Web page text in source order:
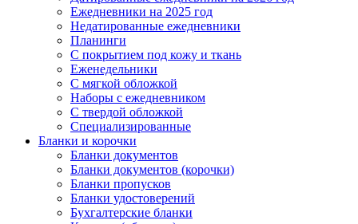
Ежедневники на 2025 год
Недатированные ежедневники
Планинги
С покрытием под кожу и ткань
Еженедельники
С мягкой обложкой
Наборы с ежедневником
С твердой обложкой
Специализированные
Бланки и корочки
Бланки документов
Бланки документов (корочки)
Бланки пропусков
Бланки удостоверений
Бухгалтерские бланки